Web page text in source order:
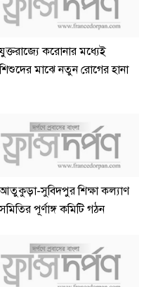
যুক্তরাজ্যে করোনার মধ্যেই
শিশুদের মাঝে নতুন রোগের হানা
আতুকুড়া-সুবিদপুর শিক্ষা কল্যাণ
সমিতির পূর্ণাঙ্গ কমিটি গঠন